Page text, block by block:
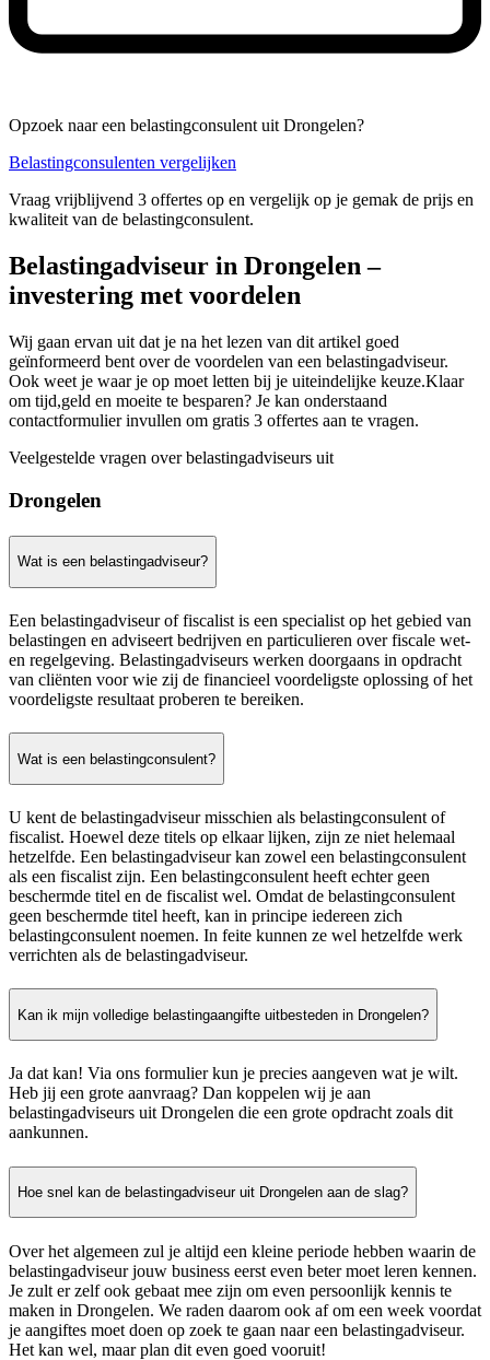
Opzoek naar een belastingconsulent uit Drongelen?
Belastingconsulenten vergelijken
Vraag vrijblijvend 3 offertes op en vergelijk op je gemak de prijs en
kwaliteit van de belastingconsulent.
Belastingadviseur in Drongelen –
investering met voordelen
Wij gaan ervan uit dat je na het lezen van dit artikel goed
geïnformeerd bent over de voordelen van een belastingadviseur.
Ook weet je waar je op moet letten bij je uiteindelijke keuze.Klaar
om tijd,geld en moeite te besparen? Je kan onderstaand
contactformulier invullen om gratis 3 offertes aan te vragen.
Veelgestelde vragen over belastingadviseurs uit
Drongelen
Wat is een belastingadviseur?
Een belastingadviseur of fiscalist is een specialist op het gebied van
belastingen en adviseert bedrijven en particulieren over fiscale wet-
en regelgeving. Belastingadviseurs werken doorgaans in opdracht
van cliënten voor wie zij de financieel voordeligste oplossing of het
voordeligste resultaat proberen te bereiken.
Wat is een belastingconsulent?
U kent de belastingadviseur misschien als belastingconsulent of
fiscalist. Hoewel deze titels op elkaar lijken, zijn ze niet helemaal
hetzelfde. Een belastingadviseur kan zowel een belastingconsulent
als een fiscalist zijn. Een belastingconsulent heeft echter geen
beschermde titel en de fiscalist wel. Omdat de belastingconsulent
geen beschermde titel heeft, kan in principe iedereen zich
belastingconsulent noemen. In feite kunnen ze wel hetzelfde werk
verrichten als de belastingadviseur.
Kan ik mijn volledige belastingaangifte uitbesteden in Drongelen?
Ja dat kan! Via ons formulier kun je precies aangeven wat je wilt.
Heb jij een grote aanvraag? Dan koppelen wij je aan
belastingadviseurs uit Drongelen die een grote opdracht zoals dit
aankunnen.
Hoe snel kan de belastingadviseur uit Drongelen aan de slag?
Over het algemeen zul je altijd een kleine periode hebben waarin de
belastingadviseur jouw business eerst even beter moet leren kennen.
Je zult er zelf ook gebaat mee zijn om even persoonlijk kennis te
maken in Drongelen. We raden daarom ook af om een week voordat
je aangiftes moet doen op zoek te gaan naar een belastingadviseur.
Het kan wel, maar plan dit even goed vooruit!